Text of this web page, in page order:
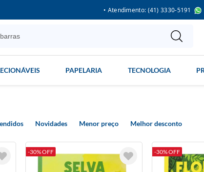
• Atendimento: (41) 3330-5191
PAPELARIA TECNOLOGIA
Novidades Menor preço Melhor desconto
-30% OFF -30% OFF